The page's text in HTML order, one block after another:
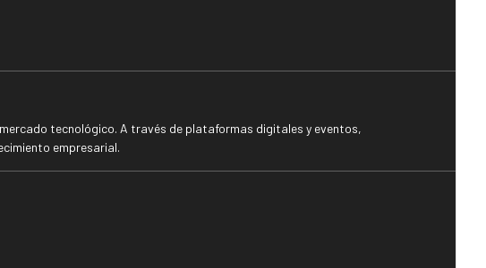
tecnológico. A través de plataformas digitales y eventos,
empresarial.